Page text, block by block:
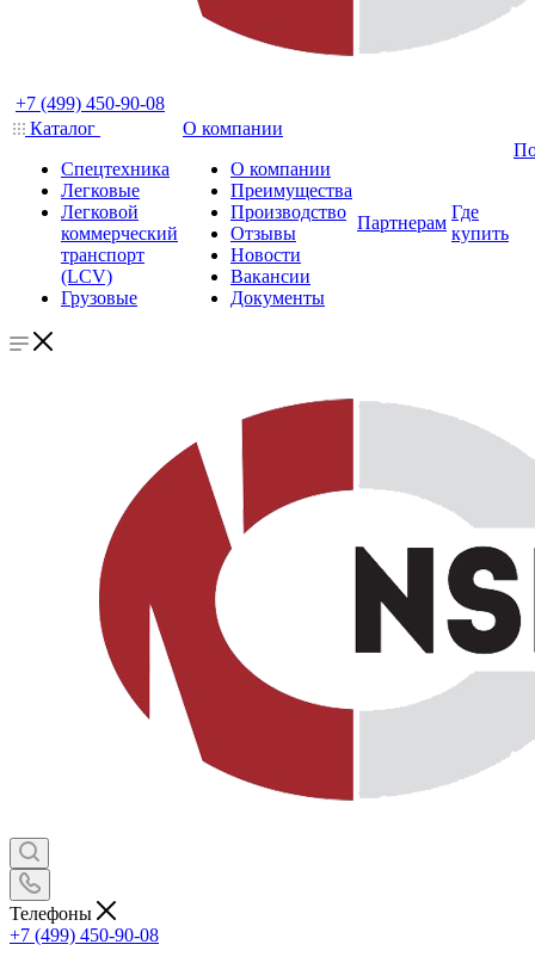
+7 (499) 450-90-08
Каталог
Спецтехника
Легковые
Легковой
коммерческий
транспорт
(LCV)
Грузовые
О компании
О компании
Преимущества
Производство
Отзывы
Новости
Вакансии
Документы
Партнерам
Где
купить
Телефоны
+7 (499) 450-90-08